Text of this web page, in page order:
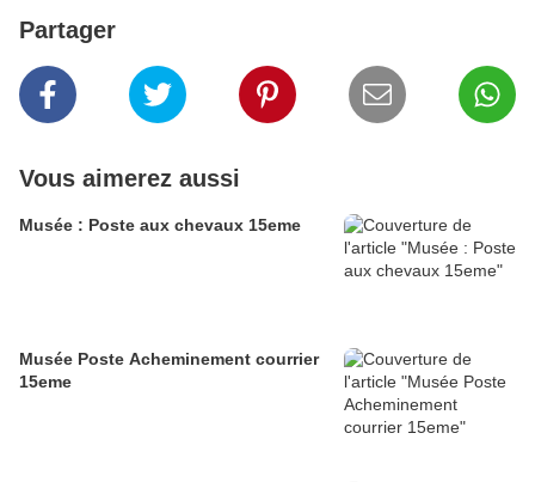
Partager
Vous aimerez aussi
Musée : Poste aux chevaux 15eme
Musée Poste Acheminement courrier
15eme